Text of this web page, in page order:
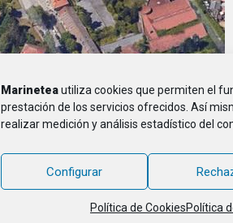
Marineteautiliza cookies que permiten el
prestación de los servicios ofrecidos. Así
realizar medición y análisis estadístico del
Configurar
Política de CookiesPolítica
Aviso Legal Política de
MARINETEA, Asociación de Marineros de la